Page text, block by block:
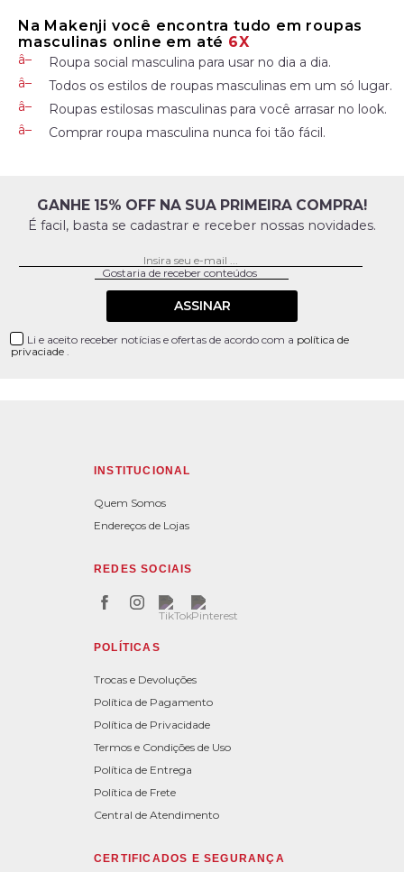
Na Makenji você encontra tudo em roupas
masculinas online em até 6X
Roupa social masculina para usar no dia a dia.
Todos os estilos de roupas masculinas em um só lugar.
Roupas estilosas masculinas para você arrasar no look.
Comprar roupa masculina nunca foi tão fácil.
GANHE 15% OFF NA SUA PRIMEIRA COMPRA!
É facil, basta se cadastrar e receber nossas novidades.
ASSINAR
Li e aceito receber notícias e ofertas de acordo com a política de
privaciade
INSTITUCIONAL
Quem Somos
Endereços de Lojas
REDES SOCIAIS
POLÍTICAS
Trocas e Devoluções
Política de Pagamento
Política de Privacidade
Termos e Condições de Uso
Política de Entrega
Política de Frete
Central de Atendimento
CERTIFICADOS E SEGURANÇA